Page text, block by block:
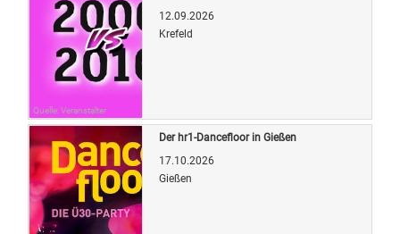
Quelle: Veranstalter
12.09.2026
Krefeld
Der hr1-Dancefloor in Gießen
17.10.2026
Gießen